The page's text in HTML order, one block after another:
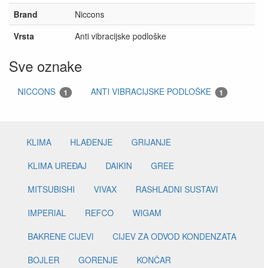
Brand
Niccons
Vrsta
Anti vibracijske podloške
Sve oznake
NICCONS 1 ANTI VIBRACIJSKE PODLOŠKE 1
KLIMA HLAĐENJE
GRIJANJE
KLIMA UREĐAJ
DAIKIN
GREE
MITSUBISHI
VIVAX
RASHLADNI SUSTAVI
IMPERIAL
REFCO
WIGAM
BAKRENE CIJEVI
CIJEV ZA ODVOD KONDENZATA
BOJLER
GORENJE
KONČAR